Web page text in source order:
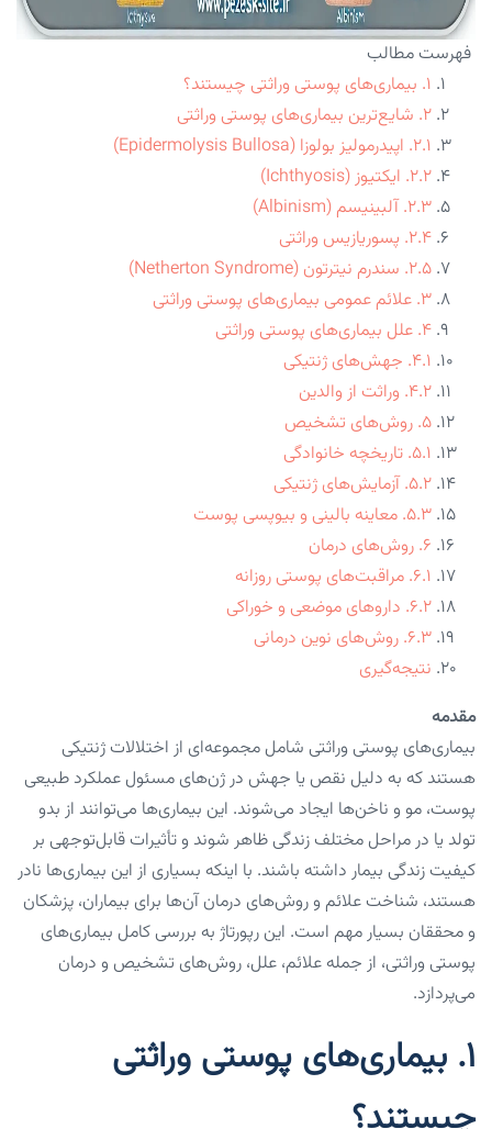
فهرست مطالب
۱. بیماری‌های پوستی وراثتی چیستند؟
۲. شایع‌ترین بیماری‌های پوستی وراثتی
۲.۱. اپیدرمولیز بولوزا (Epidermolysis Bullosa)
۲.۲. ایکتیوز (Ichthyosis)
۲.۳. آلبینیسم (Albinism)
۲.۴. پسوریازیس وراثتی
۲.۵. سندرم نیترتون (Netherton Syndrome)
۳. علائم عمومی بیماری‌های پوستی وراثتی
۴. علل بیماری‌های پوستی وراثتی
۴.۱. جهش‌های ژنتیکی
۴.۲. وراثت از والدین
۵. روش‌های تشخیص
۵.۱. تاریخچه خانوادگی
۵.۲. آزمایش‌های ژنتیکی
۵.۳. معاینه بالینی و بیوپسی پوست
۶. روش‌های درمان
۶.۱. مراقبت‌های پوستی روزانه
۶.۲. داروهای موضعی و خوراکی
۶.۳. روش‌های نوین درمانی
نتیجه‌گیری
مقدمه
بیماری‌های پوستی وراثتی شامل مجموعه‌ای از اختلالات ژنتیکی
هستند که به دلیل نقص یا جهش در ژن‌های مسئول عملکرد طبیعی
پوست، مو و ناخن‌ها ایجاد می‌شوند. این بیماری‌ها می‌توانند از بدو
تولد یا در مراحل مختلف زندگی ظاهر شوند و تأثیرات قابل‌توجهی بر
کیفیت زندگی بیمار داشته باشند. با اینکه بسیاری از این بیماری‌ها نادر
هستند، شناخت علائم و روش‌های درمان آن‌ها برای بیماران، پزشکان
و محققان بسیار مهم است. این رپورتاژ به بررسی کامل بیماری‌های
پوستی وراثتی، از جمله علائم، علل، روش‌های تشخیص و درمان
می‌پردازد.
۱. بیماری‌های پوستی وراثتی